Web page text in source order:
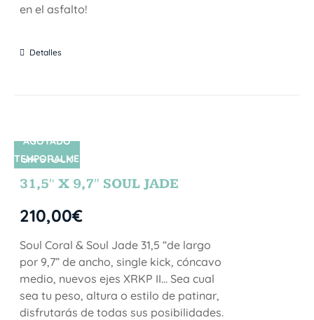
en el asfalto!
Detalles
SIN STOCK
AGOTADO
TEMPORALME
NTE
31,5″ X 9,7″ SOUL JADE
210,00€
Soul Coral & Soul Jade 31,5 “de largo
por 9,7” de ancho, single kick, cóncavo
medio, nuevos ejes XRKP II... Sea cual
sea tu peso, altura o estilo de patinar,
disfrutarás de todas sus posibilidades.